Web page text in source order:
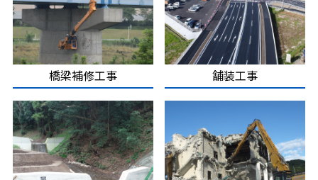
橋梁補修工事 舗装工事